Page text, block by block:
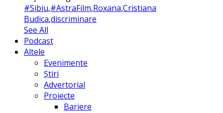
#Sibiu,#AstraFilm,Roxana,Cristiana
Budica,discriminare
See All
Podcast
Altele
Evenimente
Știri
Advertorial
Proiecte
Bariere